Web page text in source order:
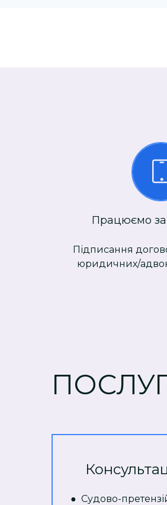
Працюємо
Підписання
юридичних/
● Судово-